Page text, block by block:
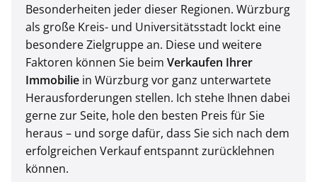
Besonderheiten jeder dieser Regionen. Würzburg
als große Kreis- und Universitätsstadt lockt eine
besondere Zielgruppe an. Diese und weitere
Faktoren können Sie beim Verkaufen Ihrer
Immobilie in Würzburg vor ganz unterwartete
Herausforderungen stellen. Ich stehe Ihnen dabei
gerne zur Seite, hole den besten Preis für Sie
heraus – und sorge dafür, dass Sie sich nach dem
erfolgreichen Verkauf entspannt zurücklehnen
können.